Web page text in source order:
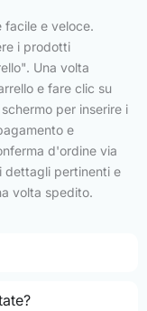
facile e veloce.
i prodotti
Una volta
e fare clic su
per inserire i
e
d'ordine via
dettagli pertinenti e
volta spedito.